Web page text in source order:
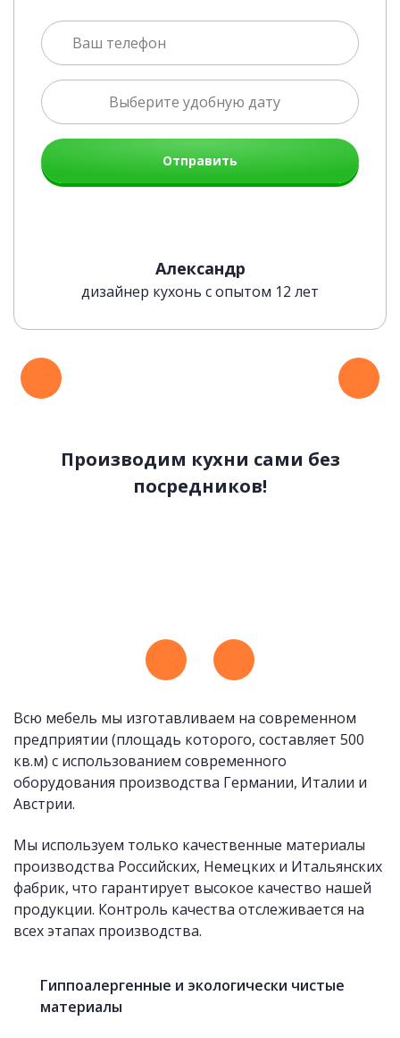
Отправить
Александр
дизайнер кухонь с опытом 12 лет
Производим кухни сами без
посредников!
Всю мебель мы изготавливаем на современном
предприятии (площадь которого, составляет 500
кв.м) с использованием современного
оборудования производства Германии, Италии и
Австрии.
Мы используем только качественные материалы
производства Российских, Немецких и Итальянских
фабрик, что гарантирует высокое качество нашей
продукции. Контроль качества отслеживается на
всех этапах производства.
Гиппоалергенные и экологически чистые
материалы